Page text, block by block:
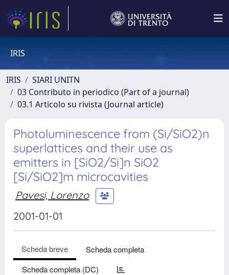
IRIS
IRIS
SIARI UNITN
03 Contributo in periodico (Part of a journal)
03.1 Articolo su rivista (Journal article)
Photoluminescence from (Si/SiO2)n
superlattices and their use as
emitters in [SiO2/Si]n SiO2
[Si/SiO2]m microcavities
Pavesi, Lorenzo
2001-01-01
Scheda breve
Scheda completa
Scheda completa (DC)